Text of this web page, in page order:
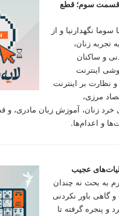
قسمت سوم؛ قطع
سوما نگهدارنیا و از
تجربه زنان،
و ساکنان
اینترنت
نظارت بر اینترنت
مرزی،
زنان، آموزش زبان مادری، و
و اعدام‌ها.
عجیب
به بحث نه چندان
گاهی باور نکردنی‌
و پنجره گرفته تا